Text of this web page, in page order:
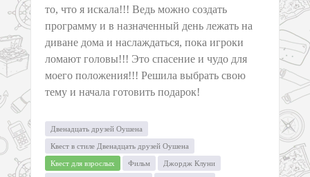
то, что я искала!!! Ведь можно создать
программу и в назначенный день лежать на
диване дома и наслаждаться, пока игроки
ломают головы!!! Это спасение и чудо для
моего положения!!! Решила выбрать свою
тему и начала готовить подарок!
Двенадцать друзей Оушена
Квест в стиле Двенадцать друзей Оушена
Квест для взрослых Фильм Джордж Клуни